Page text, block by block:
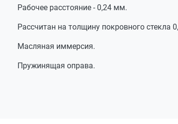
Рабочее расстояние - 0,24 мм.
Рассчитан на толщину покровного стекла
Масляная иммерсия.
Пружинящая оправа.
Оптическая схема: «бесконечность».
Покровное стекло: 0,17 мм.